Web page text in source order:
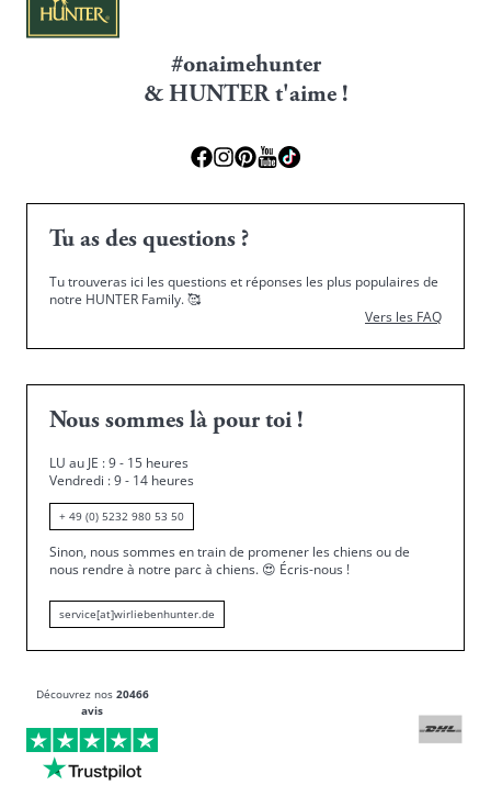
#onaimehunter
& HUNTER t'aime !
Tu as des questions ?
Tu trouveras ici les questions et réponses les plus populaires de
notre HUNTER Family.🥰
Vers les FAQ
Nous sommes là pour toi !
LU au JE : 9 - 15 heures
Vendredi : 9 - 14 heures
+ 49 (0) 5232 980 53 50
Sinon, nous sommes en train de promener les chiens ou de
nous rendre à notre parc à chiens. 😍 Écris-nous !
service[at]wirliebenhunter.de
Découvrez nos 20466
avis